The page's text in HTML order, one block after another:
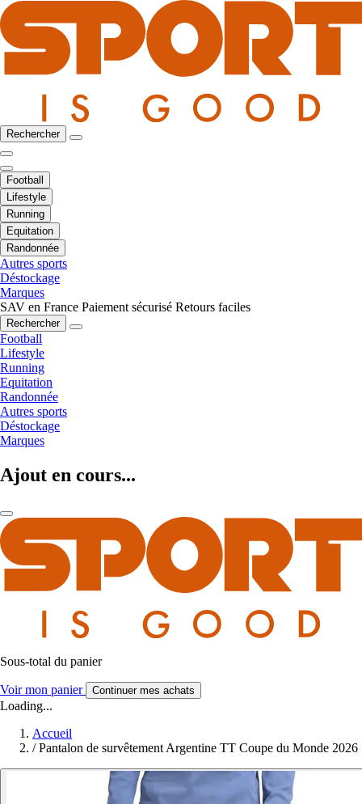
Rechercher
Football
Lifestyle
Running
Equitation
Randonnée
Autres sports
Déstockage
Marques
SAV en France Paiement sécurisé Retours faciles
Rechercher
Football
Lifestyle
Running
Equitation
Randonnée
Autres sports
Déstockage
Marques
Ajout en cours...
Sous-total du panier
Voir mon panier Continuer mes achats
Loading...
Accueil
/ Pantalon de survêtement Argentine TT Coupe du Monde 2026